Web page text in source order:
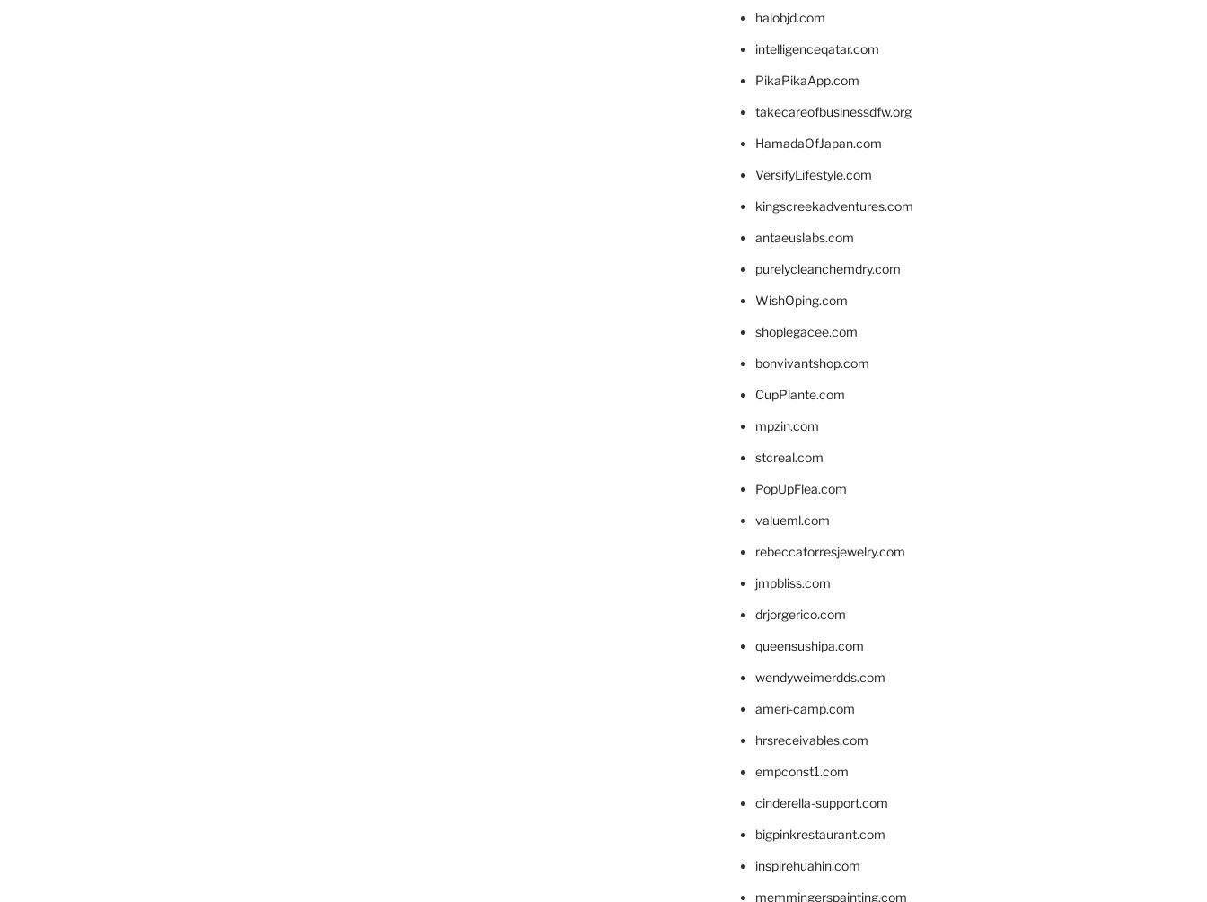
halobjd.com
intelligenceqatar.com
PikaPikaApp.com
takecareofbusinessdfw.org
HamadaOfJapan.com
VersifyLifestyle.com
kingscreekadventures.com
antaeuslabs.com
purelycleanchemdry.com
WishOping.com
shoplegacee.com
bonvivantshop.com
CupPlante.com
mpzin.com
stcreal.com
PopUpFlea.com
valueml.com
rebeccatorresjewelry.com
jmpbliss.com
drjorgerico.com
queensushipa.com
wendyweimerdds.com
ameri-camp.com
hrsreceivables.com
empconst1.com
cinderella-support.com
bigpinkrestaurant.com
inspirehuahin.com
memmingerspainting.com